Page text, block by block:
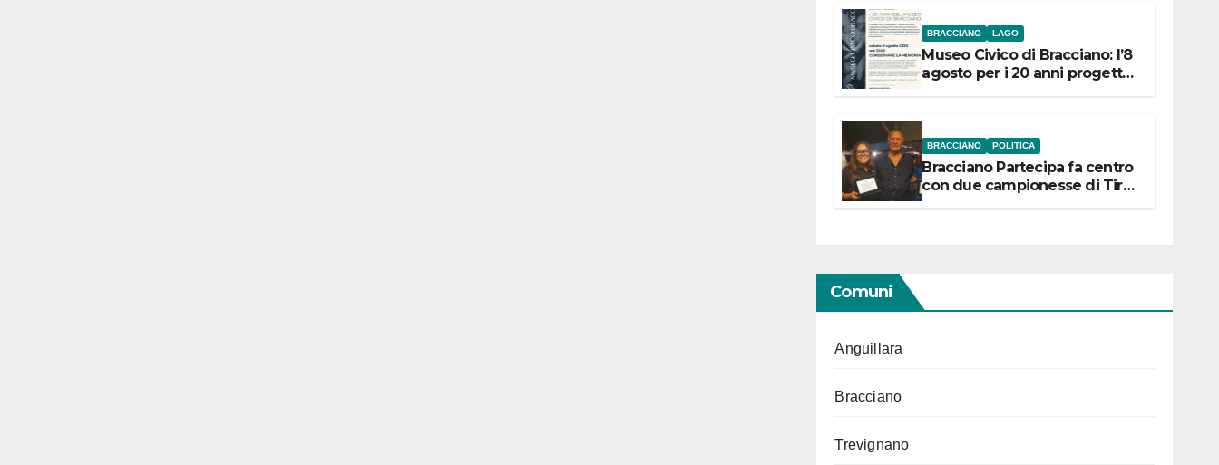
BRACCIANO LAGO
Museo Civico di Bracciano: l’8
agosto per i 20 anni progetto
BRACCIANO POLITICA
Bracciano Partecipa fa centro
con due campionesse di Tiro
Comuni
Anguillara
Bracciano
Trevignano